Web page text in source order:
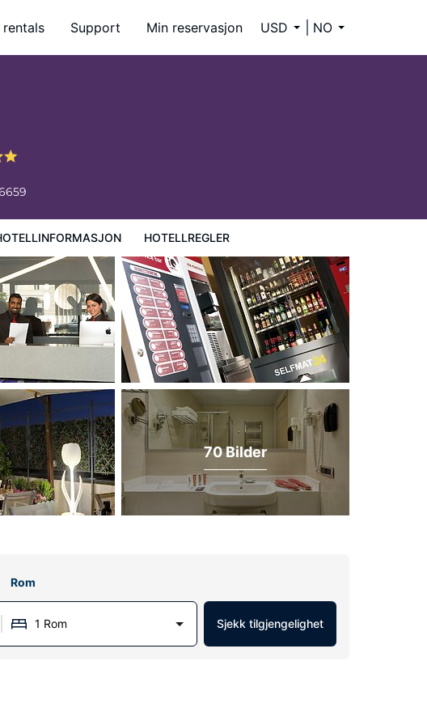
rentals Support Min reservasjon USD NO
HOTELLREGLER
70 Bilder
Rom
1 Rom Sjekk tilgjengelighet